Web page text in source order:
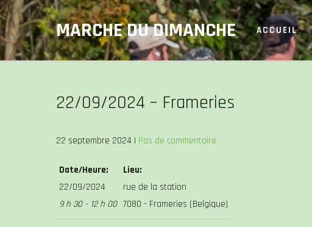
Skip
to
content
MARCHE DU DIMANCHE ACCUEIL
22/09/2024 – Frameries
22 septembre 2024 | Pas de commentaire
Date/Heure:
22/09/2024
9 h 30 - 12 h 00
Lieu:
rue de la station
7080 - Frameries (Belgique)